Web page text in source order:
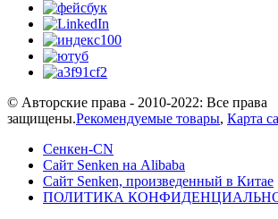
© Авторские права - 2010-2022: Все права
защищены.Рекомендуемые товары, Карта
Сенкен-CN
Сайт Senken на Alibaba
Сайт Senken, произведенный в Китае
ПОЛИТИКА